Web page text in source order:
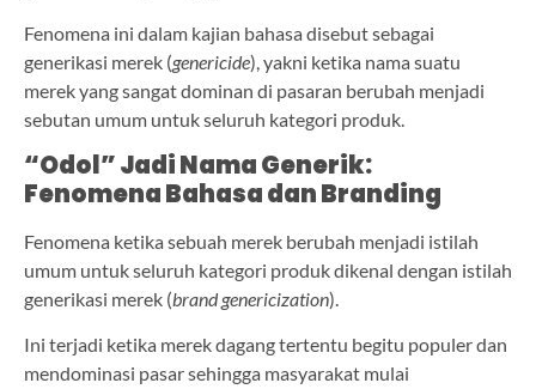
Fenomena ini dalam kajian bahasa disebut sebagai
generikasi merek (genericide), yakni ketika nama suatu
merek yang sangat dominan di pasaran berubah menjadi
sebutan umum untuk seluruh kategori produk.
“Odol” Jadi Nama Generik:
Fenomena Bahasa dan Branding
Fenomena ketika sebuah merek berubah menjadi istilah
umum untuk seluruh kategori produk dikenal dengan istilah
generikasi merek (brand genericization).
Ini terjadi ketika merek dagang tertentu begitu populer dan
mendominasi pasar sehingga masyarakat mulai